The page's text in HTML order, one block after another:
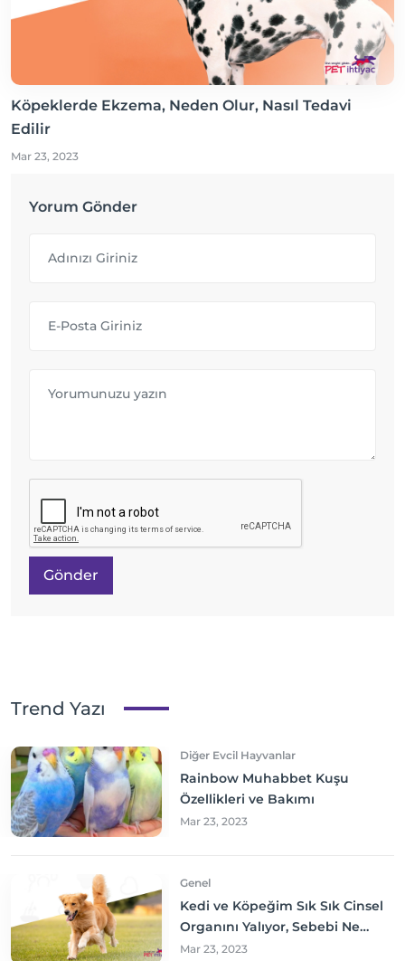
Köpeklerde Ekzema, Neden Olur, Nasıl Tedavi
Edilir
Mar 23, 2023
Yorum Gönder
Gönder
Trend Yazı
Diğer Evcil Hayvanlar
Rainbow Muhabbet Kuşu
Özellikleri ve Bakımı
Mar 23, 2023
Genel
Kedi ve Köpeğim Sık Sık Cinsel
Organını Yalıyor, Sebebi Ne
Olabilir? Neler yapmalıyım?
Mar 23, 2023